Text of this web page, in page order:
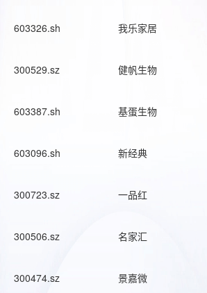
603326.sh 我乐家居
300529.sz 健帆生物
603387.sh 基蛋生物
603096.sh 新经典
300723.sz 一品红
300506.sz 名家汇
300474.sz 景嘉微